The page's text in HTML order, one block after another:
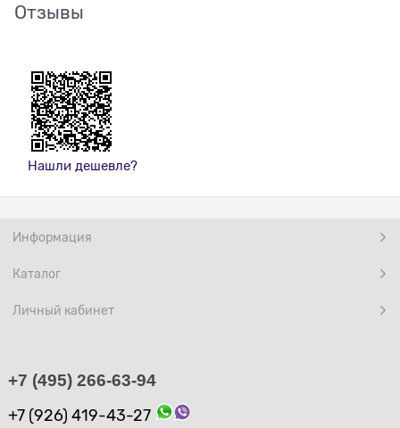
Отзывы
Нашли дешевле?
Информация
Каталог
Личный кабинет
+7 (495) 266-63-94
+7 (926) 419-43-27